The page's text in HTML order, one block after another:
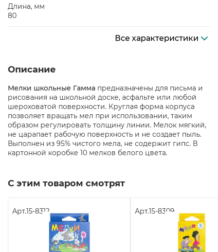
Длина, мм
80
Все характеристики
Описание
Мелки школьные Гамма предназначены для письма и
рисования на школьной доске, асфальте или любой
шероховатой поверхности. Круглая форма корпуса
позволяет вращать мел при использовании, таким
образом регулировать толщину линии. Мелок мягкий,
не царапает рабочую поверхность и не создает пыль.
Выполнен из 95% чистого мела, не содержит гипс. В
картонной коробке 10 мелков белого цвета.
С этим товаром смотрят
Арт.15-8312 Арт.15-8309